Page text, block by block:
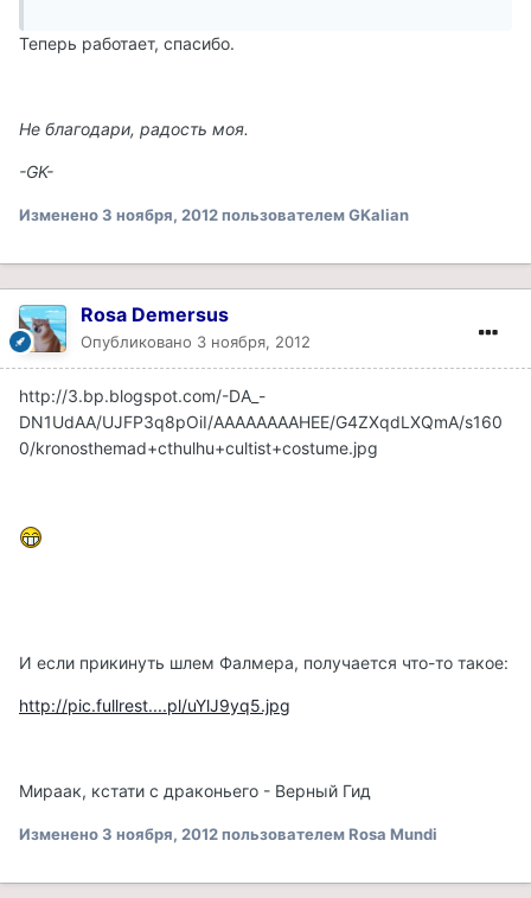
Теперь работает, спасибо.
Не благодари, радость моя.
-GK-
Изменено3 ноября, 2012пользователем GKalian
Rosa Demersus
Опубликовано 3 ноября, 2012
http://3.bp.blogspot.com/-DA_-
DN1UdAA/UJFP3q8pOiI/AAAAAAAAHEE/G4ZXqdLXQmA/s160
0/kronosthemad+cthulhu+cultist+costume.jpg
И если прикинуть шлем Фалмера, получается что-то такое:
http://pic.fullrest....pl/uYlJ9yq5.jpg
Мираак, кстати с драконьего - Верный Гид
Изменено3 ноября, 2012пользователем Rosa Mundi